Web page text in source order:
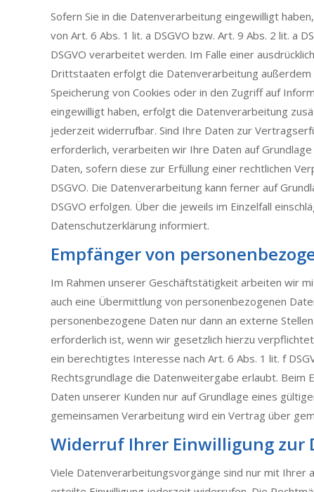
Sofern Sie in die Datenverarbeitung eingewilligt
von Art. 6 Abs. 1 lit. a DSGVO bzw. Art. 9 Abs. 2 lit. a
DSGVO verarbeitet werden. Im Falle einer
Drittstaaten erfolgt die Datenverarbeitung außerdem
Speicherung von Cookies oder in den Zugriff auf
eingewilligt haben, erfolgt die Datenverarbeitung
jederzeit widerrufbar. Sind Ihre Daten zur
erforderlich, verarbeiten wir Ihre Daten auf
Daten, sofern diese zur Erfüllung einer rechtlichen
DSGVO. Die Datenverarbeitung kann ferner auf
DSGVO erfolgen. Über die jeweils im Einzelfall
Datenschutzerklärung informiert.
Empfänger von
Im Rahmen unserer Geschäftstätigkeit arbeiten wir
auch eine Übermittlung von personenbezogenen
personenbezogene Daten nur dann an externe
erforderlich ist, wenn wir gesetzlich hierzu
ein berechtigtes Interesse nach Art. 6 Abs. 1 lit. f
Rechtsgrundlage die Datenweitergabe erlaubt.
Daten unserer Kunden nur auf Grundlage eines
gemeinsamen Verarbeitung wird ein Vertrag über
Widerruf Ihrer Einwilligung zur
Viele Datenverarbeitungsvorgänge sind nur mit Ihrer